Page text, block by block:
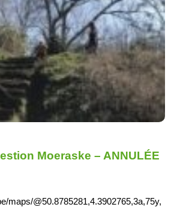
Moeraske – ANNULÉE
maps/@50.8785281,4.3902765,3a,75y,